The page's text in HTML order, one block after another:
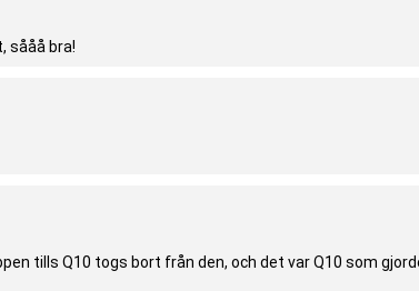
sååå bra!
tills Q10 togs bort från den, och det var Q10 som